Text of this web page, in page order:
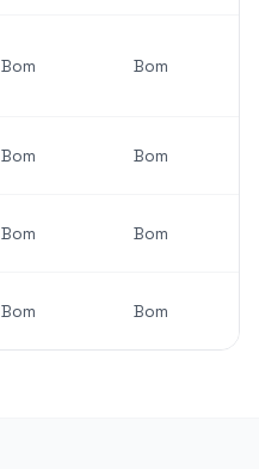
Bom Bom
Bom Bom
Bom Bom
Bom Bom